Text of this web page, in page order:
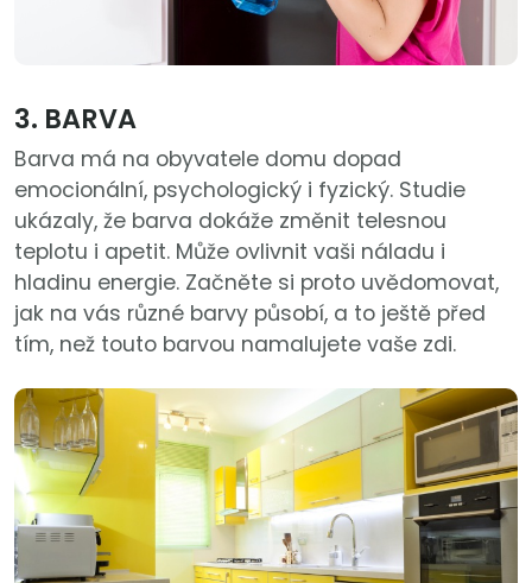
3. BARVA
Barva má na obyvatele domu dopad
emocionální, psychologický i fyzický. Studie
ukázaly, že barva dokáže změnit telesnou
teplotu i apetit. Může ovlivnit vaši náladu i
hladinu energie. Začněte si proto uvědomovat,
jak na vás různé barvy působí, a to ještě před
tím, než touto barvou namalujete vaše zdi.